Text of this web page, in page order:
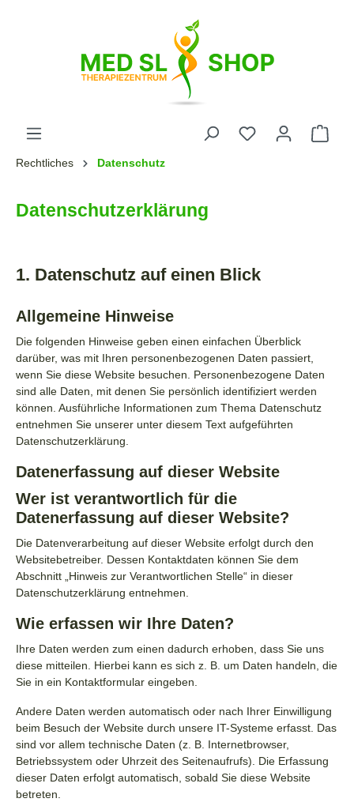
Rechtliches Datenschutz
Datenschutz­erklärung
1. Datenschutz auf einen Blick
Allgemeine Hinweise
Die folgenden Hinweise geben einen einfachen Überblick
darüber, was mit Ihren personenbezogenen Daten passiert,
wenn Sie diese Website besuchen. Personenbezogene Daten
sind alle Daten, mit denen Sie persönlich identifiziert werden
können. Ausführliche Informationen zum Thema Datenschutz
entnehmen Sie unserer unter diesem Text aufgeführten
Datenschutzerklärung.
Datenerfassung auf dieser Website
Wer ist verantwortlich für die
Datenerfassung auf dieser Website?
Die Datenverarbeitung auf dieser Website erfolgt durch den
Websitebetreiber. Dessen Kontaktdaten können Sie dem
Abschnitt „Hinweis zur Verantwortlichen Stelle“ in dieser
Datenschutzerklärung entnehmen.
Wie erfassen wir Ihre Daten?
Ihre Daten werden zum einen dadurch erhoben, dass Sie uns
diese mitteilen. Hierbei kann es sich z. B. um Daten handeln, die
Sie in ein Kontaktformular eingeben.
Andere Daten werden automatisch oder nach Ihrer Einwilligung
beim Besuch der Website durch unsere IT-Systeme erfasst. Das
sind vor allem technische Daten (z. B. Internetbrowser,
Betriebssystem oder Uhrzeit des Seitenaufrufs). Die Erfassung
dieser Daten erfolgt automatisch, sobald Sie diese Website
betreten.